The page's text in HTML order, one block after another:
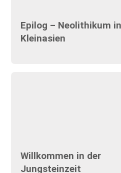
Epilog – Neolithikum in
Kleinasien
Willkommen in der
Jungsteinzeit